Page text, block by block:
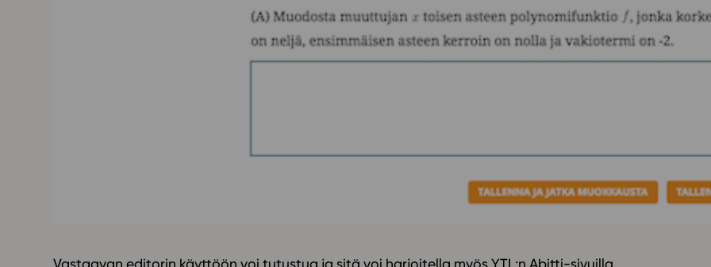
Vastaavan editorin käyttöön voi tutustua ja sitä voi harjoitella myösYTL:n Abitti-sivuilla.